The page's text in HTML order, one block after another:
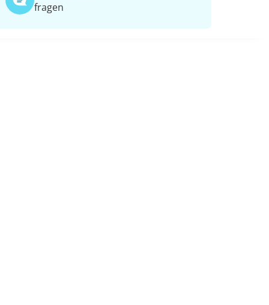
fragen